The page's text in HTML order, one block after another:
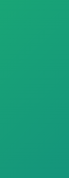
lojas do
do grupo e não